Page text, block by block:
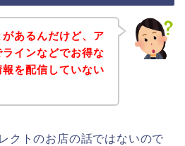
あるんだけど、ア
インなどでお得な
を配信していない
クトのお店の話ではないので